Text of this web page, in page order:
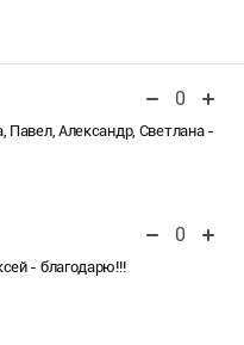
0
Павел, Александр, Светлана -
0
- благодарю!!!